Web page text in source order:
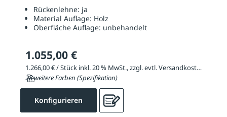
Rückenlehne: ja
Material Auflage: Holz
Oberfläche Auflage: unbehandelt
1.055,00 €
1.266,00 € / Stück inkl. 20 % MwSt., zzgl. evtl. Versandkosten
28 weitere Farben (Spezifikation)
Konfigurieren